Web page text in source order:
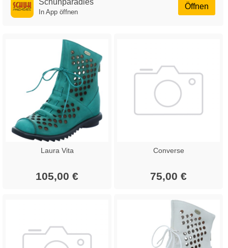
Öffnen
In App öffnen
Laura Vita
105,00 €
Converse
75,00 €